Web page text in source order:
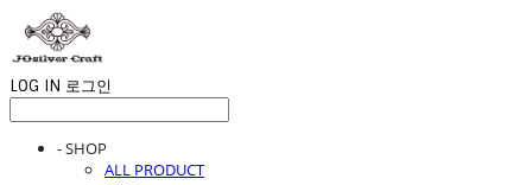
LOG IN 로그인
- SHOP
ALL PRODUCT